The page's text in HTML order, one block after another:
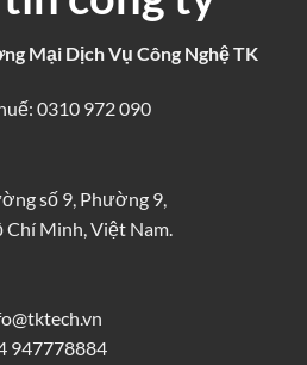
Mại Dịch Vụ Công Nghệ TK
0310 972 090
số 9, Phường 9,
Chí Minh, Việt Nam.
947778884